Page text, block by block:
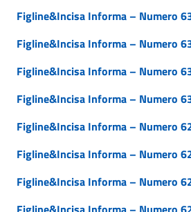
Figline&Incisa Informa – Numero
Figline&Incisa Informa – Numero
Figline&Incisa Informa – Numero
Figline&Incisa Informa – Numero
Figline&Incisa Informa – Numero
Figline&Incisa Informa – Numero
Figline&Incisa Informa – Numero